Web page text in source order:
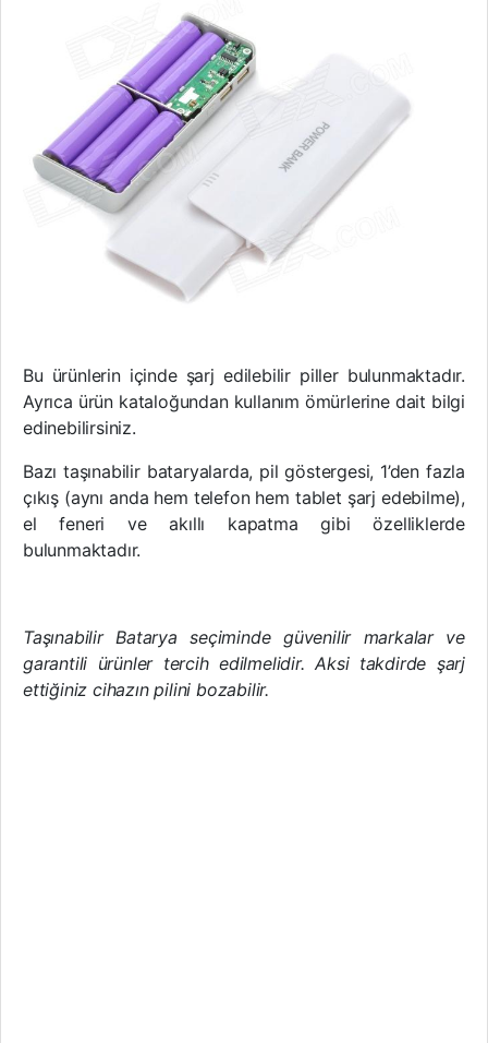
Bu ürünlerin içinde şarj edilebilir piller bulunmaktadır.
Ayrıca ürün kataloğundan kullanım ömürlerine dait bilgi
edinebilirsiniz.
Bazı taşınabilir bataryalarda, pil göstergesi, 1’den fazla
çıkış (aynı anda hem telefon hem tablet şarj edebilme),
el feneri ve akıllı kapatma gibi özelliklerde
bulunmaktadır.
Taşınabilir Batarya seçiminde güvenilir markalar ve
garantili ürünler tercih edilmelidir. Aksi takdirde şarj
ettiğiniz cihazın pilini bozabilir.